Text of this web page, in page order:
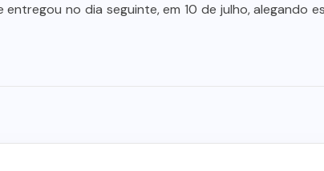
no dia seguinte, em 10 de julho, alegando